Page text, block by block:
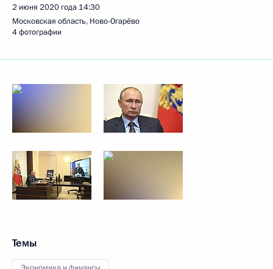
2 июня 2020 года 14:30
Московская область, Ново-Огарёво
4 фотографии
Темы